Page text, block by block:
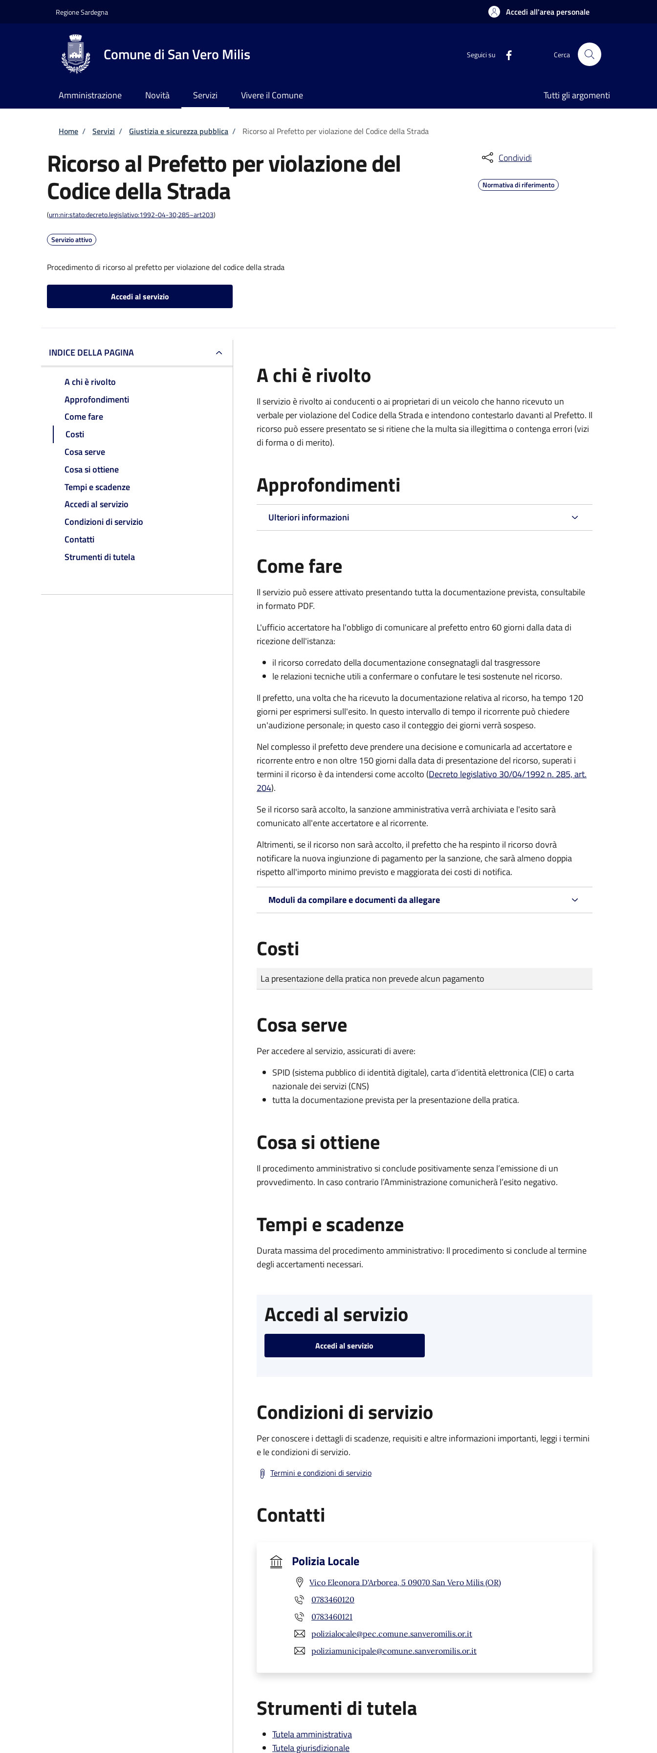
Regione Sardegna Accedi all'area personale
Comune di San Vero Milis Seguici su Cerca
Amministrazione Novità Servizi Vivere il Comune Tutti gli argomenti
Briciole di pane
Home / Servizi / Giustizia e sicurezza pubblica / Ricorso al Prefetto per violazione del Codice della Strada
Ricorso al Prefetto per violazione del
Codice della Strada
(urn:nir:stato:decreto.legislativo:1992-04-30;285~art203)
Servizio attivo
Procedimento di ricorso al prefetto per violazione del codice della strada
Accedi al servizio
Condividi
Normativa di riferimento
INDICE DELLA PAGINA
A chi è rivolto
Approfondimenti
Come fare
Costi
Cosa serve
Cosa si ottiene
Tempi e scadenze
Accedi al servizio
Condizioni di servizio
Contatti
Strumenti di tutela
A chi è rivolto
Il servizio è rivolto ai conducenti o ai proprietari di un veicolo che hanno ricevuto un
verbale per violazione del Codice della Strada e intendono contestarlo davanti al Prefetto. Il
ricorso può essere presentato se si ritiene che la multa sia illegittima o contenga errori (vizi
di forma o di merito).
Approfondimenti
Ulteriori informazioni
Come fare
Il servizio può essere attivato presentando tutta la documentazione prevista, consultabile
in formato PDF.
L'ufficio accertatore ha l'obbligo di comunicare al prefetto entro 60 giorni dalla data di
ricezione dell'istanza:
il ricorso corredato della documentazione consegnatagli dal trasgressore
le relazioni tecniche utili a confermare o confutare le tesi sostenute nel ricorso.
Il prefetto, una volta che ha ricevuto la documentazione relativa al ricorso, ha tempo 120
giorni per esprimersi sull'esito. In questo intervallo di tempo il ricorrente può chiedere
un'audizione personale; in questo caso il conteggio dei giorni verrà sospeso.
Nel complesso il prefetto deve prendere una decisione e comunicarla ad accertatore e
ricorrente entro e non oltre 150 giorni dalla data di presentazione del ricorso, superati i
termini il ricorso è da intendersi come accolto (Decreto legislativo 30/04/1992 n. 285, art.
204).
Se il ricorso sarà accolto, la sanzione amministrativa verrà archiviata e l'esito sarà
comunicato all'ente accertatore e al ricorrente.
Altrimenti, se il ricorso non sarà accolto, il prefetto che ha respinto il ricorso dovrà
notificare la nuova ingiunzione di pagamento per la sanzione, che sarà almeno doppia
rispetto all'importo minimo previsto e maggiorata dei costi di notifica.
Moduli da compilare e documenti da allegare
Costi
Tipo di pagamento
Importo
La presentazione della pratica non prevede alcun pagamento
Cosa serve
Per accedere al servizio, assicurati di avere:
SPID (sistema pubblico di identità digitale), carta d’identità elettronica (CIE) o carta
nazionale dei servizi (CNS)
tutta la documentazione prevista per la presentazione della pratica.
Cosa si ottiene
Il procedimento amministrativo si conclude positivamente senza l’emissione di un
provvedimento. In caso contrario l’Amministrazione comunicherà l’esito negativo.
Tempi e scadenze
Durata massima del procedimento amministrativo: Il procedimento si conclude al termine
degli accertamenti necessari.
Accedi al servizio
Accedi al servizio
Condizioni di servizio
Per conoscere i dettagli di scadenze, requisiti e altre informazioni importanti, leggi i termini
e le condizioni di servizio.
Termini e condizioni di servizio
Contatti
Polizia Locale
Vico Eleonora D'Arborea, 5 09070 San Vero Milis (OR)
0783460120
0783460121
polizialocale@pec.comune.sanveromilis.or.it
poliziamunicipale@comune.sanveromilis.or.it
Strumenti di tutela
Tutela amministrativa
Tutela giurisdizionale